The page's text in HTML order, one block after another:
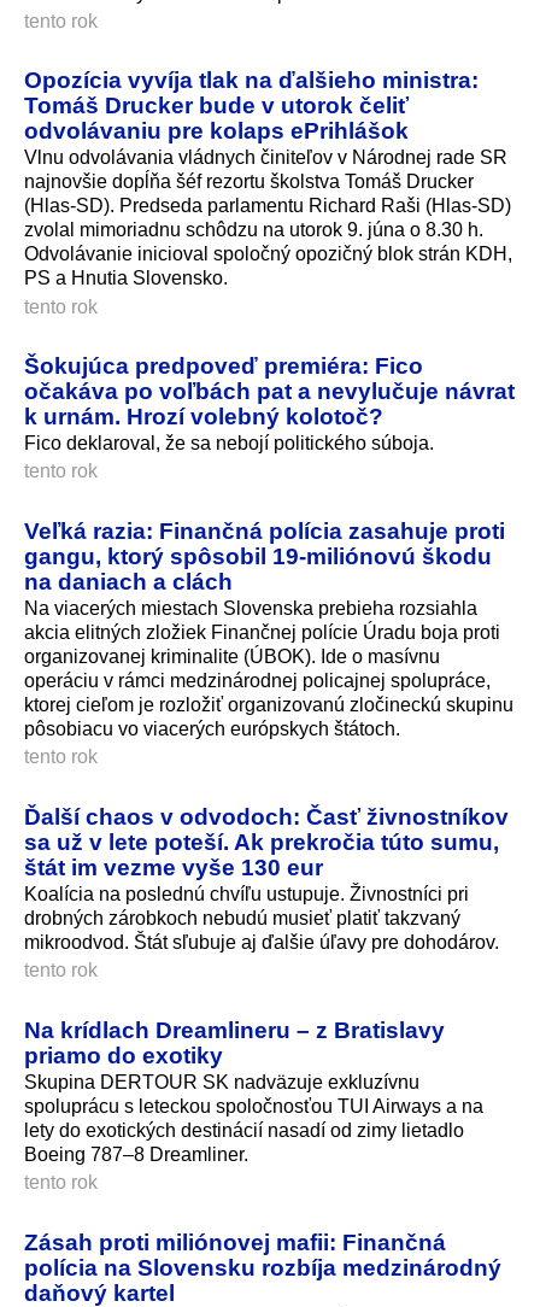
tento rok
Opozícia vyvíja tlak na ďalšieho ministra:
Tomáš Drucker bude v utorok čeliť
odvolávaniu pre kolaps ePrihlášok
Vlnu odvolávania vládnych činiteľov v Národnej rade SR
najnovšie dopĺňa šéf rezortu školstva Tomáš Drucker
(Hlas-SD). Predseda parlamentu Richard Raši (Hlas-SD)
zvolal mimoriadnu schôdzu na utorok 9. júna o 8.30 h.
Odvolávanie inicioval spoločný opozičný blok strán KDH,
PS a Hnutia Slovensko.
tento rok
Šokujúca predpoveď premiéra: Fico
očakáva po voľbách pat a nevylučuje návrat
k urnám. Hrozí volebný kolotoč?
Fico deklaroval, že sa nebojí politického súboja.
tento rok
Veľká razia: Finančná polícia zasahuje proti
gangu, ktorý spôsobil 19-miliónovú škodu
na daniach a clách
Na viacerých miestach Slovenska prebieha rozsiahla
akcia elitných zložiek Finančnej polície Úradu boja proti
organizovanej kriminalite (ÚBOK). Ide o masívnu
operáciu v rámci medzinárodnej policajnej spolupráce,
ktorej cieľom je rozložiť organizovanú zločineckú skupinu
pôsobiacu vo viacerých európskych štátoch.
tento rok
Ďalší chaos v odvodoch: Časť živnostníkov
sa už v lete poteší. Ak prekročia túto sumu,
štát im vezme vyše 130 eur
Koalícia na poslednú chvíľu ustupuje. Živnostníci pri
drobných zárobkoch nebudú musieť platiť takzvaný
mikroodvod. Štát sľubuje aj ďalšie úľavy pre dohodárov.
tento rok
Na krídlach Dreamlineru – z Bratislavy
priamo do exotiky
Skupina DERTOUR SK nadväzuje exkluzívnu
spoluprácu s leteckou spoločnosťou TUI Airways a na
lety do exotických destinácií nasadí od zimy lietadlo
Boeing 787–8 Dreamliner.
tento rok
Zásah proti miliónovej mafii: Finančná
polícia na Slovensku rozbíja medzinárodný
daňový kartel